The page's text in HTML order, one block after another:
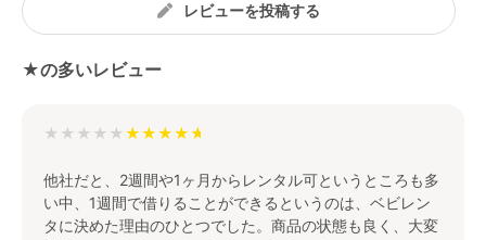
レビューを投稿する
★の多いレビュー
★★★★★
他社だと、2週間や1ヶ月からレンタル可というところも多
い中、1週間で借りることができるというのは、ベビレン
タに決めた理由のひとつでした。商品の状態も良く、大変